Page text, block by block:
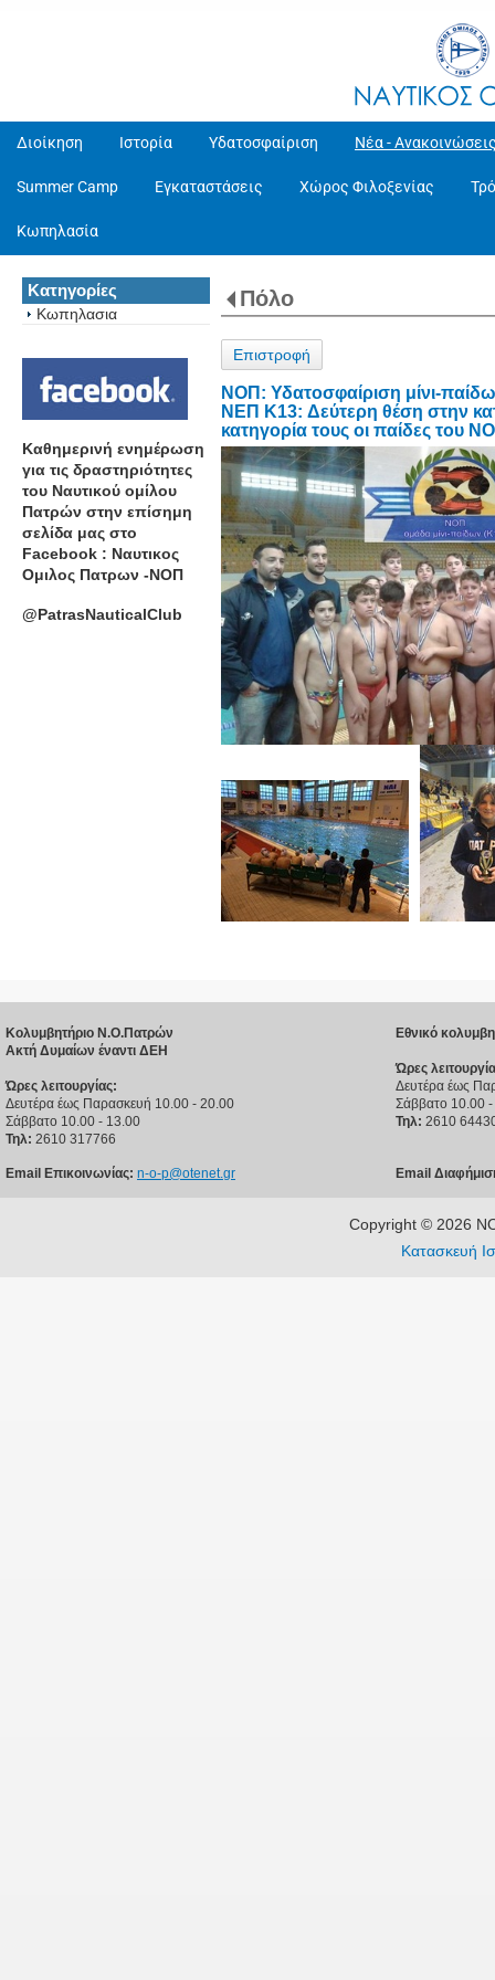
Διοίκηση Ιστορία Υδατοσφαίριση Νέα -
Summer Camp Εγκαταστάσεις Χώρος Φιλοξενίας
Κωπηλασία
Κατηγορίες
Κωπηλασια
Καθημερινή ενημέρωση
για τις δραστηριότητες
του Ναυτικού ομίλου
Πατρών στην επίσημη
σελίδα μας στο
Facebook : Ναυτικος
Ομιλος Πατρων -ΝΟΠ
@PatrasNauticalClub
Πόλο
Επιστροφή
ΝΟΠ: Υδατοσφαίριση μίνι-
ΝΕΠ K13: Δεύτερη θέση στην
κατηγορία τους οι παίδες του
Κολυμβητήριο Ν.Ο.Πατρών
Ακτή Δυμαίων έναντι ΔΕΗ
Ώρες λειτουργίας:
Δευτέρα έως Παρασκευή 10.00 - 20.00
Σάββατο 10.00 - 13.00
Τηλ: 2610 317766
Email Επικοινωνίας: n-o-p@otenet.gr
Εθνικό
Ώρες
Δευτέρα έως
Σάββατο 10.00
Τηλ: 2610
Email
Copyright © 2026
Κατασκευή